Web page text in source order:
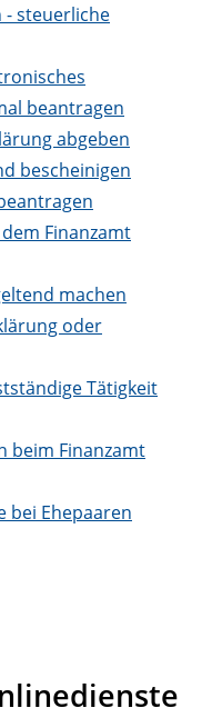
steuerliche
beantragen
abgeben
bescheinigen
Finanzamt
machen
oder
Tätigkeit
beim Finanzamt
bei Ehepaaren